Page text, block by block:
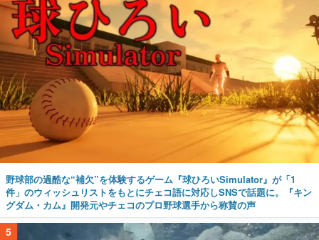
野球部の過酷な“補欠”を体験するゲーム『球ひろいSimulator』が「1
件」のウィッシュリストをもとにチェコ語に対応しSNSで話題に。『キン
グダム・カム』開発元やチェコのプロ野球選手から称賛の声
5